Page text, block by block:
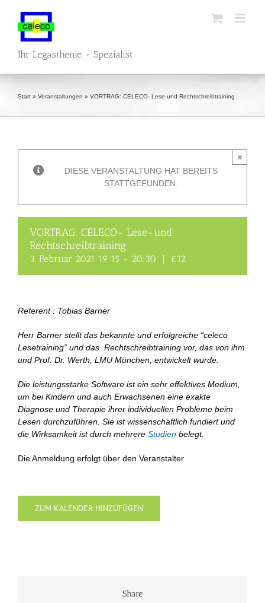
springen
Ihr Legasthenie - Spezialist
Start » Veranstaltungen » VORTRAG: CELECO- Lese-und Rechtschreibtraining
DIESE VERANSTALTUNG HAT BEREITS
STATTGEFUNDEN.
×
VORTRAG: CELECO- Lese-und
Rechtschreibtraining
3. Februar 2021 19:15 - 20:30 | €12
Referent : Tobias Barner
Herr Barner stellt das bekannte und erfolgreiche “celeco
Lesetraining” und das Rechtschreibtraining vor, das von ihm
und Prof. Dr. Werth, LMU München, entwickelt wurde.
Die leistungsstarke Software ist ein sehr effektives Medium,
um bei Kindern und auch Erwachsenen eine exakte
Diagnose und Therapie ihrer individuellen Probleme beim
Lesen durchzuführen. Sie ist wissenschaftlich fundiert und
die Wirksamkeit ist durch mehrere Studien belegt.
Die Anmeldung erfolgt über den Veranstalter
ZUM KALENDER HINZUFÜGEN
Share